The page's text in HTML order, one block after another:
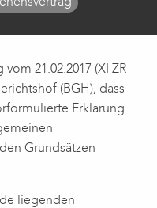
21.02.2017 (XI ZR
(BGH), dass
Erklärung
Grundsätzen
liegenden